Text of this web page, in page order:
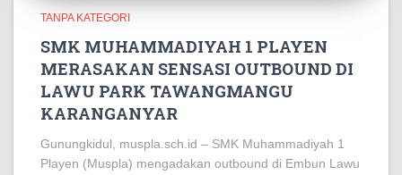
TANPA KATEGORI
SMK MUHAMMADIYAH 1 PLAYEN
MERASAKAN SENSASI OUTBOUND DI
LAWU PARK TAWANGMANGU
KARANGANYAR
Gunungkidul, muspla.sch.id – SMK Muhammadiyah 1
Playen (Muspla) mengadakan outbound di Embun Lawu